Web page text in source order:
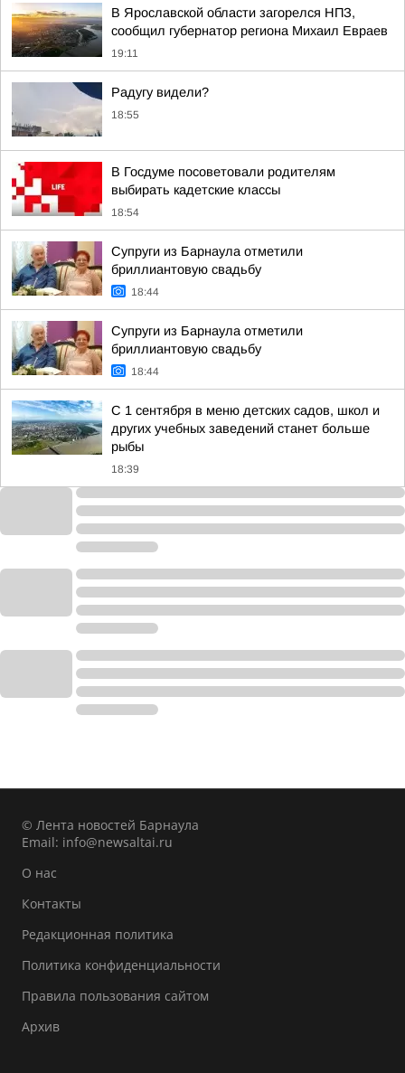
В Ярославской области загорелся НПЗ,
сообщил губернатор региона Михаил Евраев
19:11
Радугу видели?
18:55
В Госдуме посоветовали родителям
выбирать кадетские классы
18:54
Супруги из Барнаула отметили
бриллиантовую свадьбу
18:44
Супруги из Барнаула отметили
бриллиантовую свадьбу
18:44
С 1 сентября в меню детских садов, школ и
других учебных заведений станет больше
рыбы
18:39
© Лента новостей Барнаула
Email: info@newsaltai.ru
О нас
Контакты
Редакционная политика
Политика конфиденциальности
Правила пользования сайтом
Архив